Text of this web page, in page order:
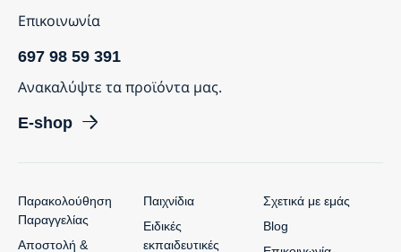
Επικοινωνία
697 98 59 391
Ανακαλύψτε τα προϊόντα μας.
E-shop
Σχετικά με εμάς
Blog
Παιχνίδια
Ειδικές
εκπαιδευτικές
Παρακολούθηση
Παραγγελίας
Αποστολή &